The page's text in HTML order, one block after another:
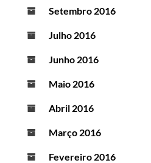
Setembro 2016
Julho 2016
Junho 2016
Maio 2016
Abril 2016
Março 2016
Fevereiro 2016